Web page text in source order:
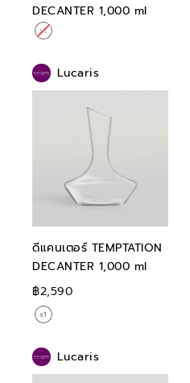
DECANTER 1,000 ml
Lucaris
ดีแคนเตอร์ TEMPTATION
DECANTER 1,000 ml
฿2,590
Lucaris